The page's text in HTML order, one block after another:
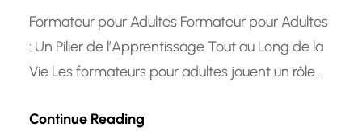
Formateur pour Adultes Formateur pour Adultes
: Un Pilier de l’Apprentissage Tout au Long de la
Vie Les formateurs pour adultes jouent un rôle
continue. Leur mission consiste à accompagner
Continue Reading